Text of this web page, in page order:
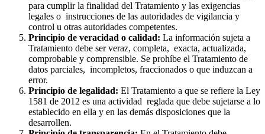
para cumplir la finalidad del Tratamiento y las exigencias
legales o instrucciones de las autoridades de vigilancia y
control u otras autoridades competentes.
Principio de veracidad o calidad: La información sujeta a
Tratamiento debe ser veraz, completa, exacta, actualizada,
comprobable y comprensible. Se prohíbe el Tratamiento de
datos parciales, incompletos, fraccionados o que induzcan a
error.
Principio de legalidad: El Tratamiento a que se refiere la Ley
1581 de 2012 es una actividad reglada que debe sujetarse a lo
establecido en ella y en las demás disposiciones que la
desarrollen.